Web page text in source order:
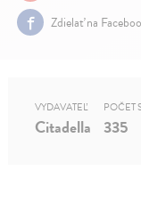
Zdielať na
VYDAVATEĽ
Citadella
POČET
335